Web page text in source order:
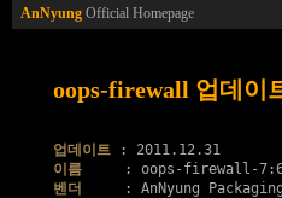
AnNyung Official Homepage
oops-firewall 업데이
업데이트
이름
벤더
: AnNyung